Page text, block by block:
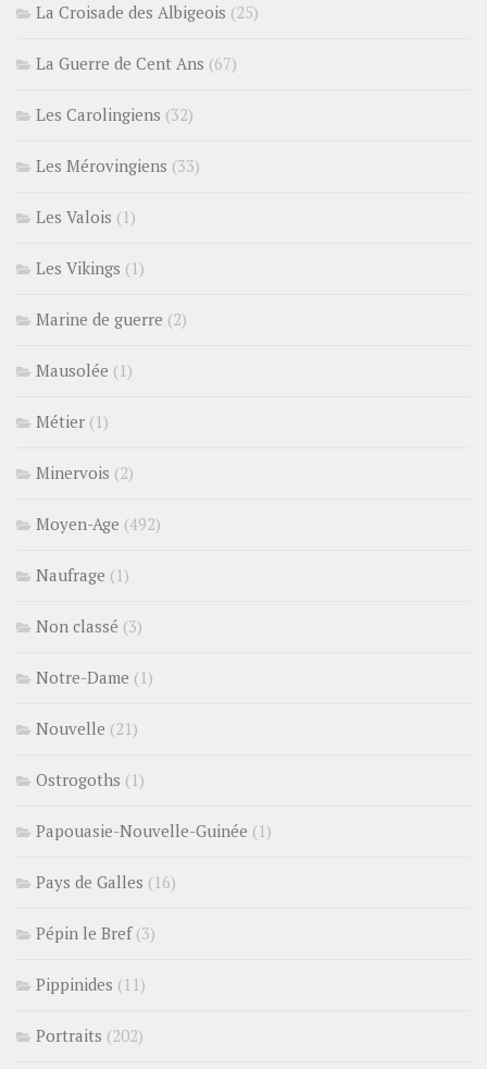
La Croisade des Albigeois (25)
La Guerre de Cent Ans (67)
Les Carolingiens (32)
Les Mérovingiens (33)
Les Valois (1)
Les Vikings (1)
Marine de guerre (2)
Mausolée (1)
Métier (1)
Minervois (2)
Moyen-Age (492)
Naufrage (1)
Non classé (3)
Notre-Dame (1)
Nouvelle (21)
Ostrogoths (1)
Papouasie-Nouvelle-Guinée (1)
Pays de Galles (16)
Pépin le Bref(3)
Pippinides (11)
Portraits (202)